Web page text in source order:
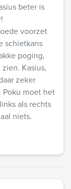
beter is
voorzet
schietkans
poging,
Kasius,
zeker
moet het
als rechts
niets.